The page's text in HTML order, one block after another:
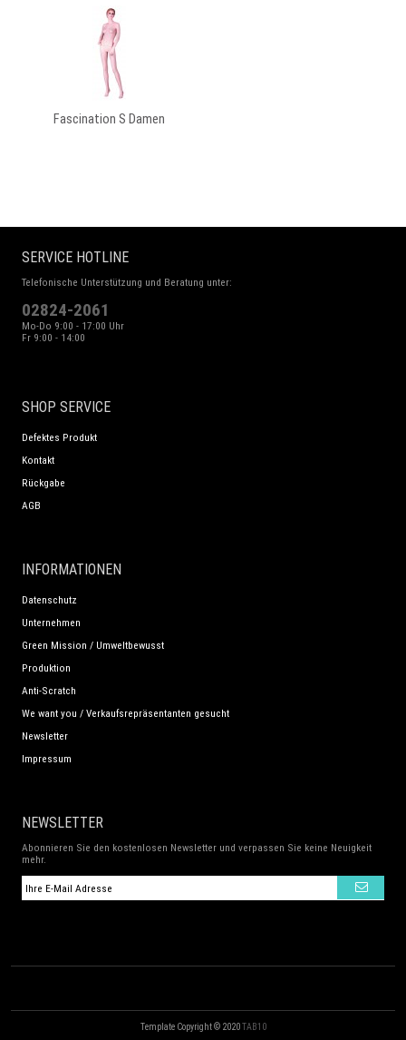
Fascination S Damen
SERVICE HOTLINE
Telefonische Unterstützung und Beratung unter:
02824-2061
Mo-Do 9:00 - 17:00 Uhr
Fr 9:00 - 14:00
SHOP SERVICE
Defektes Produkt
Kontakt
Rückgabe
AGB
INFORMATIONEN
Datenschutz
Unternehmen
Green Mission / Umweltbewusst
Produktion
Anti-Scratch
We want you / Verkaufsrepräsentanten gesucht
Newsletter
Impressum
NEWSLETTER
Abonnieren Sie den kostenlosen Newsletter und verpassen Sie keine Neuigkeit
mehr.
Template Copyright © 2020TAB10